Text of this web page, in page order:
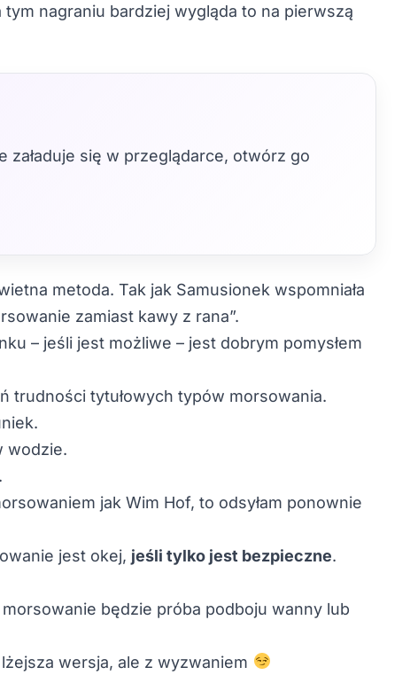
nagraniu bardziej wygląda to na pierwszą
załaduje się w przeglądarce, otwórz go
metoda. Tak jak Samusionek wspomniała
zamiast kawy z rana”.
– jeśli jest możliwe – jest dobrym pomysłem
trudności tytułowych typów morsowania.
wodzie.
jak Wim Hof, to odsyłam ponownie
jest okej, jeśli tylko jest bezpieczne.
będzie próba podboju wanny lub
wersja, ale z wyzwaniem